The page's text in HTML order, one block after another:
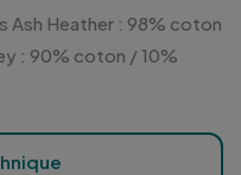
Ash Heather : 98% coton
: 90% coton / 10%